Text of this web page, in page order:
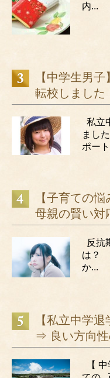
内...
【中学生男
転校しました
私立
まし
ポー
【子育ての
母親の賢い対
反抗
は？
か...
【私立中学
⇒ 良い方向性
【